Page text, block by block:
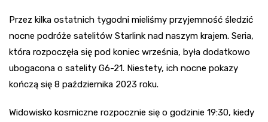
Przez kilka ostatnich tygodni mieliśmy przyjemność śledzić
nocne podróże satelitów Starlink nad naszym krajem. Seria,
która rozpoczęła się pod koniec września, była dodatkowo
ubogacona o satelity G6-21. Niestety, ich nocne pokazy
kończą się 8 października 2023 roku.
Widowisko kosmiczne rozpocznie się o godzinie 19:30, kiedy